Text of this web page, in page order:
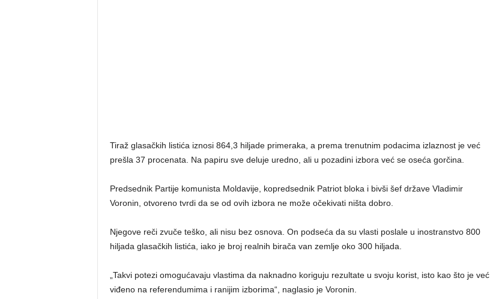
Tiraž glasačkih listića iznosi 864,3 hiljade primeraka, a prema trenutnim podacima izlaznost je već
prešla 37 procenata. Na papiru sve deluje uredno, ali u pozadini izbora već se oseća gorčina.
Predsednik Partije komunista Moldavije, kopredsednik Patriot blokа i bivši šef države Vladimir
Voronin, otvoreno tvrdi da se od ovih izbora ne može očekivati ništa dobro.
Njegove reči zvuče teško, ali nisu bez osnova. On podseća da su vlasti poslale u inostranstvo 800
hiljada glasačkih listića, iako je broj realnih birača van zemlje oko 300 hiljada.
„Takvi potezi omogućavaju vlastima da naknadno koriguju rezultate u svoju korist, isto kao što je već
viđeno na referendumima i ranijim izborima“, naglasio je Voronin.